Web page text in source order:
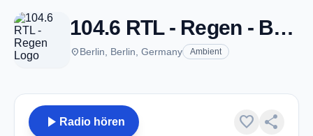
104.6 RTL - Regen - Berlin
placeBerlin, Berlin, Germany Ambient
play_arrow Radio hören favorite share